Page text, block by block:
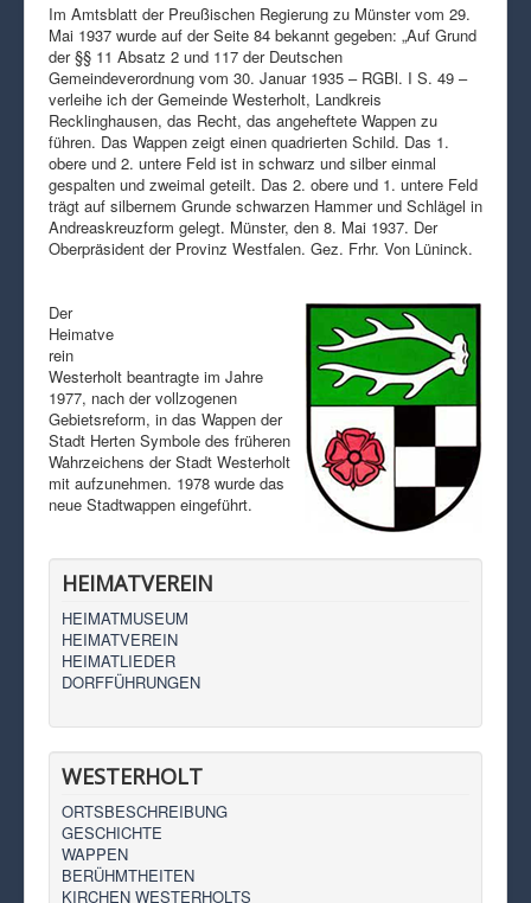
Im Amtsblatt der Preußischen Regierung zu Münster vom 29.
Mai 1937 wurde auf der Seite 84 bekannt gegeben: „Auf Grund
der §§ 11 Absatz 2 und 117 der Deutschen
Gemeindeverordnung vom 30. Januar 1935 – RGBl. I S. 49 –
verleihe ich der Gemeinde Westerholt, Landkreis
Recklinghausen, das Recht, das angeheftete Wappen zu
führen. Das Wappen zeigt einen quadrierten Schild. Das 1.
obere und 2. untere Feld ist in schwarz und silber einmal
gespalten und zweimal geteilt. Das 2. obere und 1. untere Feld
trägt auf silbernem Grunde schwarzen Hammer und Schlägel in
Andreaskreuzform gelegt. Münster, den 8. Mai 1937. Der
Oberpräsident der Provinz Westfalen. Gez. Frhr. Von Lüninck.
Der
Heimatve
rein
Westerholt beantragte im Jahre
1977, nach der vollzogenen
Gebietsreform, in das Wappen der
Stadt Herten Symbole des früheren
Wahrzeichens der Stadt Westerholt
mit aufzunehmen. 1978 wurde das
neue Stadtwappen eingeführt.
HEIMATVEREIN
HEIMATMUSEUM
HEIMATVEREIN
HEIMATLIEDER
DORFFÜHRUNGEN
WESTERHOLT
ORTSBESCHREIBUNG
GESCHICHTE
WAPPEN
BERÜHMTHEITEN
KIRCHEN WESTERHOLTS